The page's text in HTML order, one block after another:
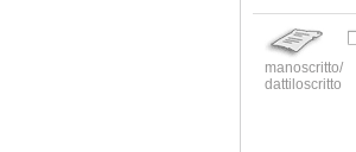
manoscritto/
dattiloscritto